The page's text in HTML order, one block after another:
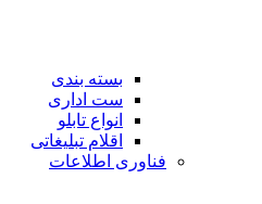
بسته بندی
ست اداری
انواع تابلو
اقلام تبلیغاتی
فناوری اطلاعات